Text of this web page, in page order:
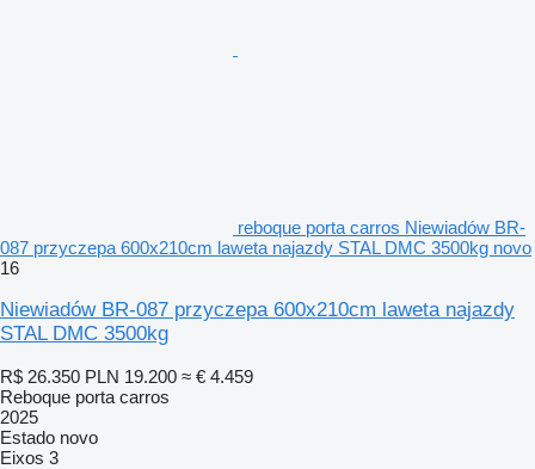
reboque porta carros Niewiadów BR-
087 przyczepa 600x210cm laweta najazdy STAL DMC 3500kg novo
16
Niewiadów BR-087 przyczepa 600x210cm laweta najazdy
STAL DMC 3500kg
R$ 26.350 PLN 19.200 ≈ € 4.459
Reboque porta carros
2025
Estado novo
Eixos 3